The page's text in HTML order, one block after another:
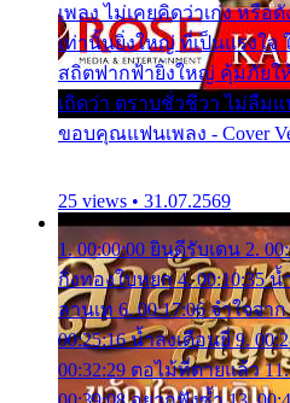
เพลง ไม่เคยคิดว่าเก่ง หรื
เท่านั้นยิ่งใหญ่ ที่เป็นแรงใจ
สถิตฟากฟ้ายิ่งใหญ่ คุ้มภัยใ
เถิดว่า ตราบชั่วชีวา ไม่ลืมแ
ขอบคุณแฟนเพลง - Cover
25 views • 31.07.2569
1. 00:00:00 ยินดีรับเดน 2.
กิ่งทองใบหยก 4. 00:10:35
ลานเท 6. 00:17:06 จำใจจา
00:25:16 น้ำลงเดือนยี่ 9.
00:32:29 ตอไม้ที่ตายแล้ว